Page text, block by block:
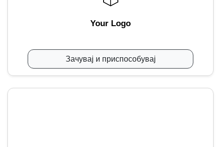
Your Logo
Зачувај и приспособувај